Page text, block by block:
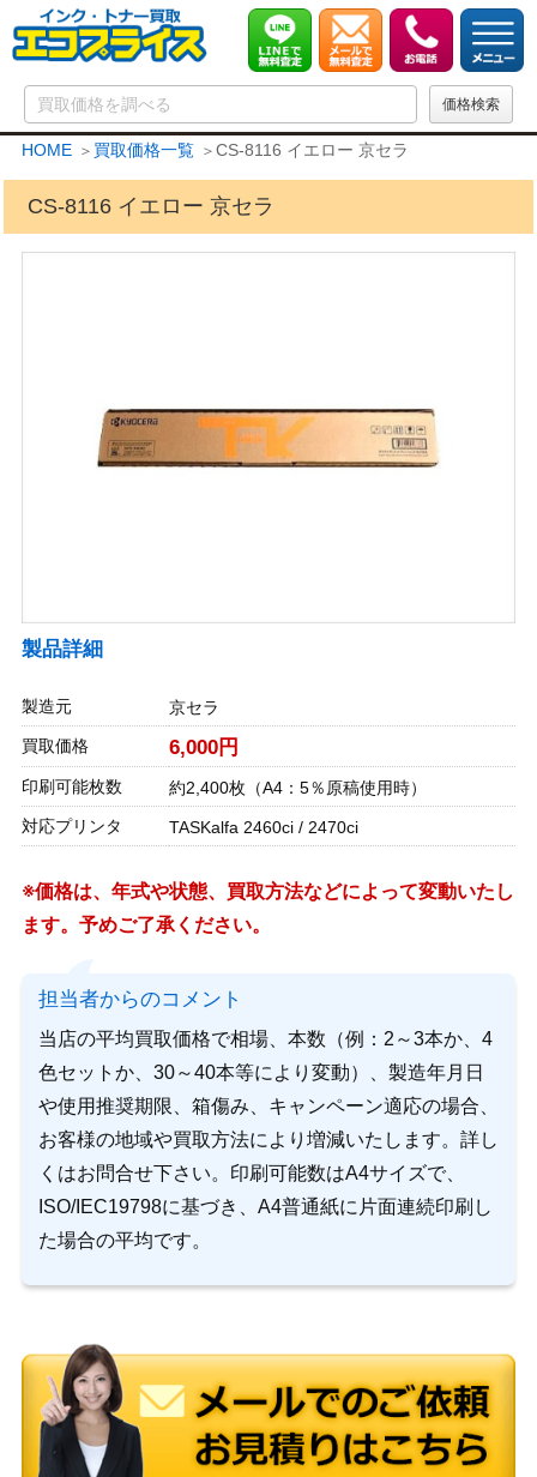
HOME 買取価格一覧 CS-8116 イエロー 京セラ
CS-8116 イエロー 京セラ
製品詳細
製造元
京セラ
買取価格
6,000円
印刷可能枚数
約2,400枚（A4：5％原稿使用時）
対応プリンタ
TASKalfa 2460ci / 2470ci
※価格は、年式や状態、買取方法などによって変動いたし
ます。予めご了承ください。
担当者からのコメント
当店の平均買取価格で相場、本数（例：2～3本か、4
色セットか、30～40本等により変動）、製造年月日
や使用推奨期限、箱傷み、キャンペーン適応の場合、
お客様の地域や買取方法により増減いたします。詳し
くはお問合せ下さい。印刷可能数はA4サイズで、
ISO/IEC19798に基づき、A4普通紙に片面連続印刷し
た場合の平均です。